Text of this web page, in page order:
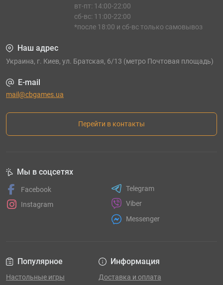
вт-пт: 14:00-22:00
сб-вс: 11:00-22:00
*после 18:00 и сб-вс только самовывоз
Наш адрес
Украина, г. Киев, ул. Братская, 6/13 (метро Почтовая площадь)
E-mail
mail@cbgames.ua
Перейти в контакты
Популярное
Настольные игры
Информация
Доставка и оплата
Мы в соцсетях
Facebook
Instagram
Telegram
Viber
Messenger